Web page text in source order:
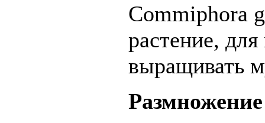
Commiphora
растение,
выращивать